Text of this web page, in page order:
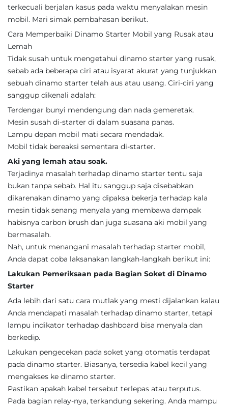
terkecuali berjalan kasus pada waktu menyalakan mesin
mobil. Mari simak pembahasan berikut.
Cara Memperbaiki Dinamo Starter Mobil yang Rusak atau
Lemah
Tidak susah untuk mengetahui dinamo starter yang rusak,
sebab ada beberapa ciri atau isyarat akurat yang tunjukkan
sebuah dinamo starter telah aus atau usang. Ciri-ciri yang
sanggup dikenali adalah:
Terdengar bunyi mendengung dan nada gemeretak.
Mesin susah di-starter di dalam suasana panas.
Lampu depan mobil mati secara mendadak.
Mobil tidak bereaksi sementara di-starter.
Aki yang lemah atau soak.
Terjadinya masalah terhadap dinamo starter tentu saja
bukan tanpa sebab. Hal itu sanggup saja disebabkan
dikarenakan dinamo yang dipaksa bekerja terhadap kala
mesin tidak senang menyala yang membawa dampak
habisnya carbon brush dan juga suasana aki mobil yang
bermasalah.
Nah, untuk menangani masalah terhadap starter mobil,
Anda dapat coba laksanakan langkah-langkah berikut ini:
Lakukan Pemeriksaan pada Bagian Soket di Dinamo
Starter
Ada lebih dari satu cara mutlak yang mesti dijalankan kalau
Anda mendapati masalah terhadap dinamo starter, tetapi
lampu indikator terhadap dashboard bisa menyala dan
berkedip.
Lakukan pengecekan pada soket yang otomatis terdapat
pada dinamo starter. Biasanya, tersedia kabel kecil yang
mengakses ke dinamo starter.
Pastikan apakah kabel tersebut terlepas atau terputus.
Pada bagian relay-nya, terkandung sekering. Anda mampu